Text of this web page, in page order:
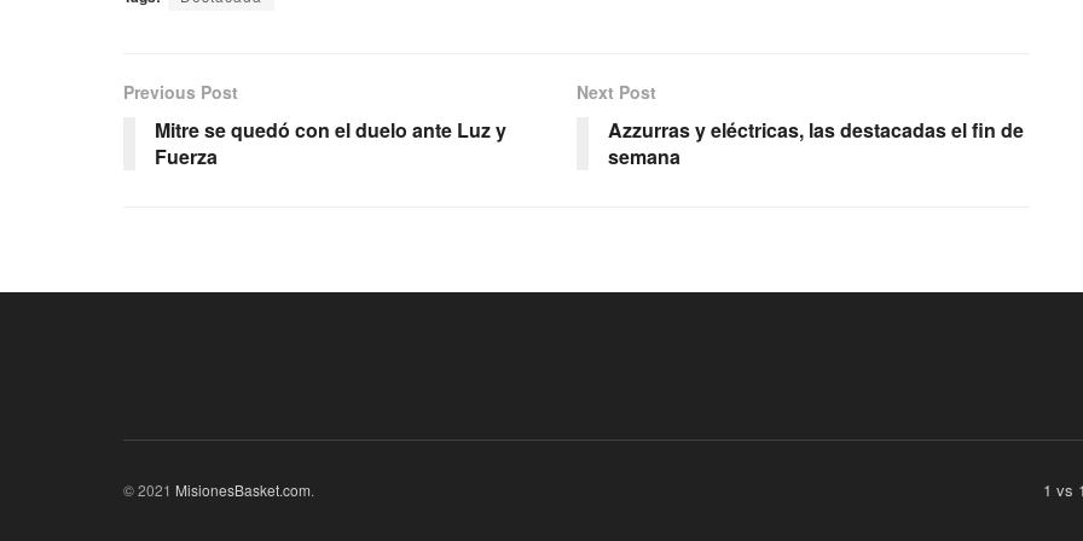
Previous Post
Mitre se quedó con el duelo ante Luz y
Fuerza
Next Post
Azzurras y eléctricas, las destacadas el fin de
semana
1 vs
© 2021 MisionesBasket.com.